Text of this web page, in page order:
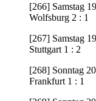
[266] Samstag
Wolfsburg 2 : 1
[267] Samstag
Stuttgart 1 : 2
[268] Sonntag
Frankfurt 1 : 1